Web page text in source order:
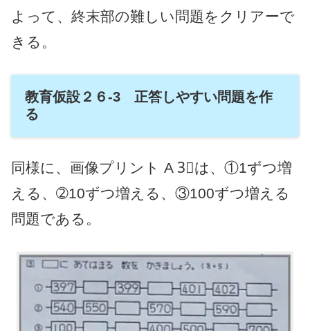
よって、終末部の難しい問題をクリアーで
きる。
教育仮設２６-3 正答しやすい問題を作
る
同様に、画像プリント A 3⃣は、①1ずつ増
える、➁10ずつ増える、③100ずつ増える
問題である。